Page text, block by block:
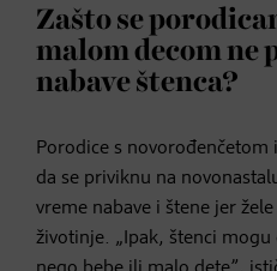
Zašto se
malom decom ne
nabave štenca?
Porodice s
da se priviknu na
vreme nabave i štene jer
životinje. „Ipak, štenci mogu